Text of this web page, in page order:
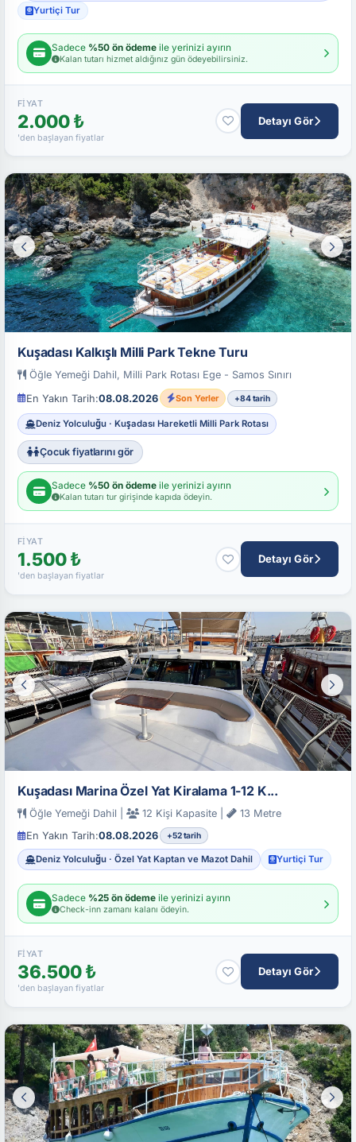
Yurtiçi Tur
Sadece %50 ön ödeme ile yerinizi ayırın
Kalan tutarı hizmet aldığınız gün ödeyebilirsiniz.
FIYAT
2.000 ₺
'den başlayan fiyatlar
Detayı Gör
Kuşadası Kalkışlı Milli Park Tekne Turu
Öğle Yemeği Dahil, Milli Park Rotası Ege - Samos Sınırı
En Yakın Tarih:08.08.2026 Son Yerler +84 tarih
Deniz Yolculuğu · Kuşadası Hareketli Milli Park Rotası
Çocuk fiyatlarını gör
Sadece %50 ön ödeme ile yerinizi ayırın
Kalan tutarı tur girişinde kapıda ödeyin.
FIYAT
1.500 ₺
'den başlayan fiyatlar
Detayı Gör
Kuşadası Marina Özel Yat Kiralama 1-12 K...
Öğle Yemeği Dahil | 12 Kişi Kapasite |
13 Metre
En Yakın Tarih:08.08.2026 +52 tarih
Deniz Yolculuğu · Özel Yat Kaptan ve Mazot Dahil Yurtiçi Tur
Sadece %25 ön ödeme ile yerinizi ayırın
Check-inn zamanı kalanı ödeyin.
FIYAT
36.500 ₺
'den başlayan fiyatlar
Detayı Gör